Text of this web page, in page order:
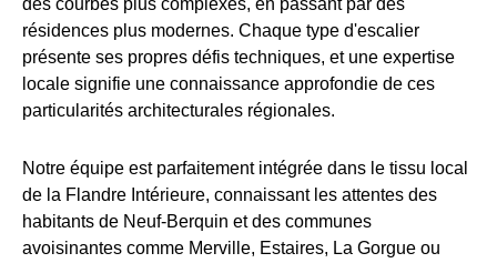
résidences plus modernes. Chaque type d'escalier
présente ses propres défis techniques, et une expertise
locale signifie une connaissance approfondie de ces
particularités architecturales régionales.
Notre équipe est parfaitement intégrée dans le tissu local
de la Flandre Intérieure, connaissant les attentes des
habitants de Neuf-Berquin et des communes
avoisinantes comme Merville, Estaires, La Gorgue ou